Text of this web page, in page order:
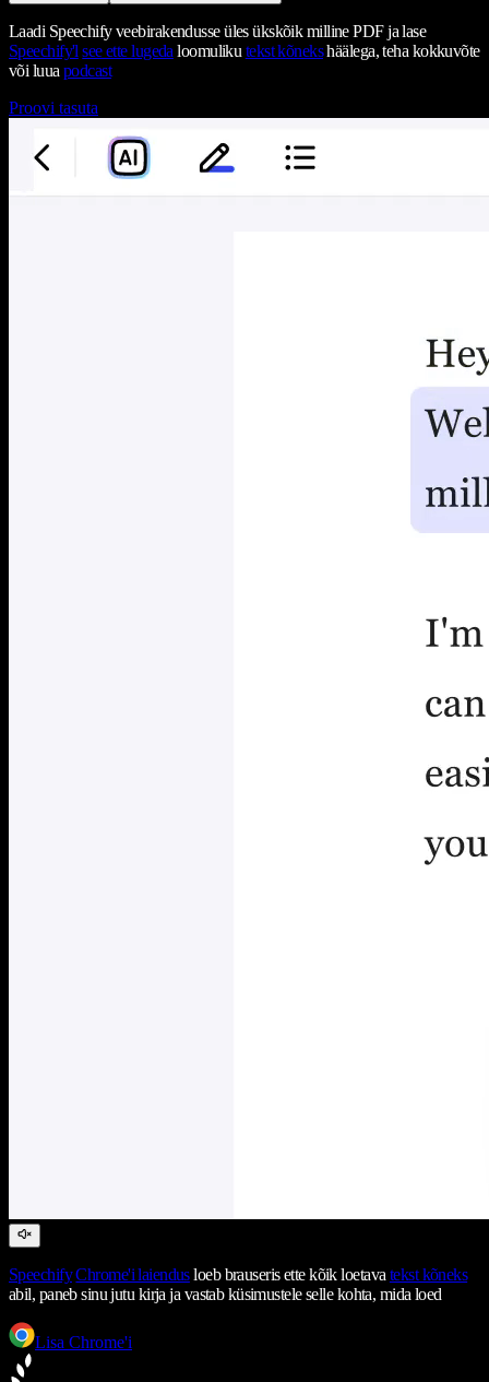
Laadi Speechify veebirakendusse üles ükskõik milline PDF ja lase
Speechify'l see ette lugeda loomuliku tekst kõnekshäälega, teha kokkuvõte
või luua podcast
Proovi tasuta
Speechify Chrome'i laiendusloeb brauseris ette kõik loetava tekst kõneks
abil, paneb sinu jutu kirja ja vastab küsimustele selle kohta, mida loed
Lisa Chrome'i